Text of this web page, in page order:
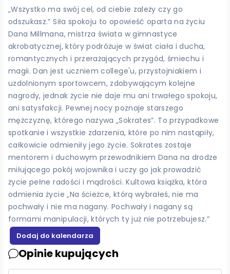
„Wszystko ma swój cel, od ciebie zależy czy go
odszukasz.” Siła spokoju to opowieść oparta na życiu
Dana Millmana, mistrza świata w gimnastyce
akrobatycznej, który podróżuje w świat ciała i ducha,
romantycznych i przerażających przygód, śmiechu i
magii. Dan jest uczniem college'u, przystojniakiem i
uzdolnionym sportowcem, zdobywającym kolejne
nagrody, jednak życie nie daje mu ani trwałego spokoju,
ani satysfakcji. Pewnej nocy poznaje starszego
mężczyznę, którego nazywa „Sokrates”. To przypadkowe
spotkanie i wszystkie zdarzenia, które po nim nastąpiły,
całkowicie odmieniły jego życie. Sokrates zostaje
mentorem i duchowym przewodnikiem Dana na drodze
miłującego pokój wojownika i uczy go jak prowadzić
życie pełne radości i mądrości. Kultowa książka, która
odmienia życie „Na ścieżce, którą wybrałeś, nie ma
pochwały i nie ma nagany. Pochwały i nagany są
formami manipulacji, których ty już nie potrzebujesz.”
Opinie kupujących